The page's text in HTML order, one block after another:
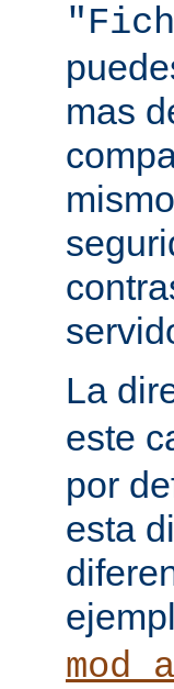
mas
La
este
por
esta